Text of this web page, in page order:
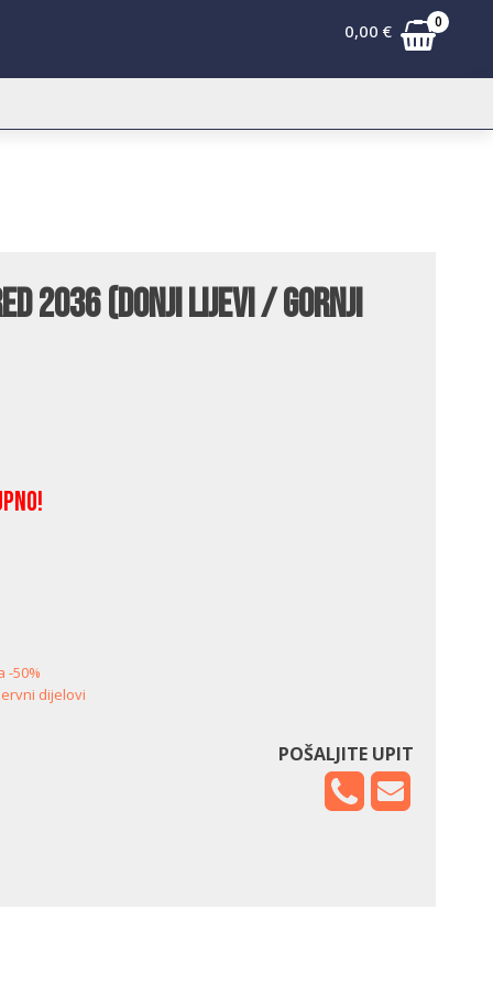
0,00 € 0
2036 (donji lijevi / gornji
-50%
dijelovi
POŠALJITE UPIT